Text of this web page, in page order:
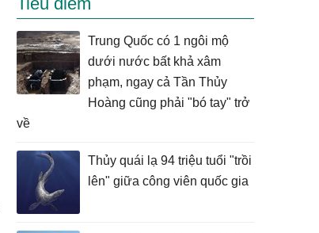
Trung Quốc có 1 ngôi mộ
dưới nước bất khả xâm
phạm, ngay cả Tần Thủy
Hoàng cũng phải "bó tay" trở
về
Thủy quái lạ 94 triệu tuổi "trồi
lên" giữa công viên quốc gia